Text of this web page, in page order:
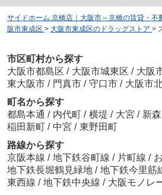
サイドホーム 京橋店｜大阪市～京橋の賃貸・不
阪市東成区 > 大阪市東成区のドラッグストア >
市区町村から探す
大阪市都島区 / 大阪市城東区 / 大阪
東大阪市 / 門真市 / 守口市 / 大阪市
町名から探す
都島本通 / 内代町 / 横堤 / 大宮 / 新森
稲田新町 / 中宮 / 東野田町
路線から探す
京阪本線 / 地下鉄谷町線 / 片町線 /
地下鉄長堀鶴見緑地 / 地下鉄今里筋
東西線 / 地下鉄中央線 / 大阪モノレ